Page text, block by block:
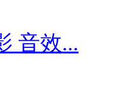
音效...